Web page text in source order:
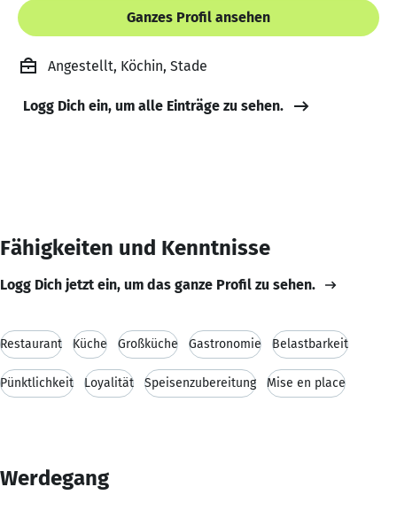
Ganzes Profil ansehen
Angestellt, Köchin, Stade
Logg Dich ein, um alle Einträge zu sehen.
Fähigkeiten und Kenntnisse
Logg Dich jetzt ein, um das ganze Profil zu sehen.
Restaurant Küche Großküche Gastronomie Belastbarkeit
Pünktlichkeit Loyalität Speisenzubereitung Mise en place
Werdegang